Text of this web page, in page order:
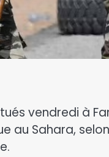
vendredi à
au Sahara,